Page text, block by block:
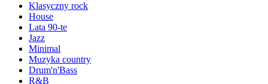
Klasyczny rock
House
Lata 90-te
Jazz
Minimal
Muzyka country
Drum'n'Bass
R&B